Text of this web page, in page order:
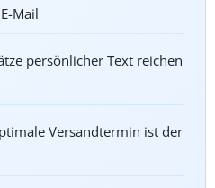
Mail
persönlicher Text reichen
Versandtermin ist der